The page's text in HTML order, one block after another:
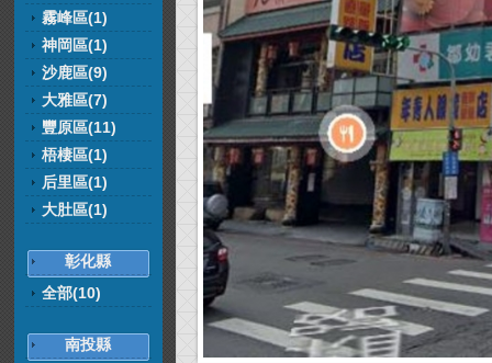
霧峰區(1)
神岡區(1)
沙鹿區(9)
大雅區(7)
豐原區(11)
梧棲區(1)
后里區(1)
大肚區(1)
彰化縣
全部(10)
南投縣